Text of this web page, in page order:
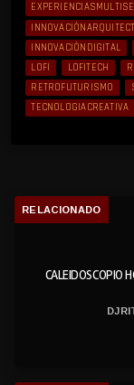
INNOVACIÓNDIGITAL
LOFI
LOFITECH
RETROFUTURISMO
TECNOLOGIACREATIVA
RELACIONADO
CALEIDOSCOPIO